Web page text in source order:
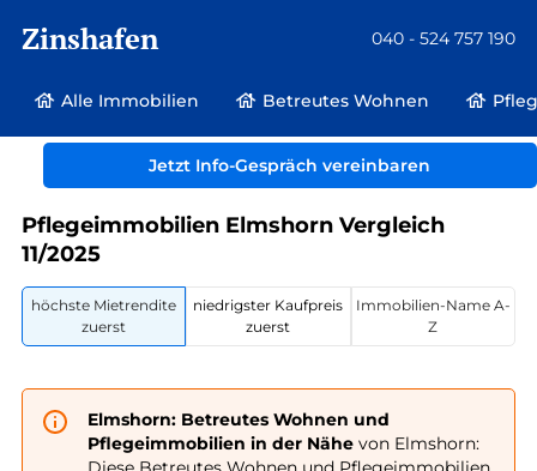
Zinshafen 040 - 524 757 190
Alle Immobilien Betreutes Wohnen
Jetzt Info-Gespräch vereinbaren
Betreutes Wohnen und Pflegeimmobilien
Deutschland
Elmshorn
Pflegeimmobilien Elmshorn Vergleich
11/2025
höchste Mietrendite
zuerst
niedrigster Kaufpreis
zuerst
Immobilien-Name A-
Z
Elmshorn: Betreutes Wohnen und
Pflegeimmobilien in der Nähevon Elmshorn: